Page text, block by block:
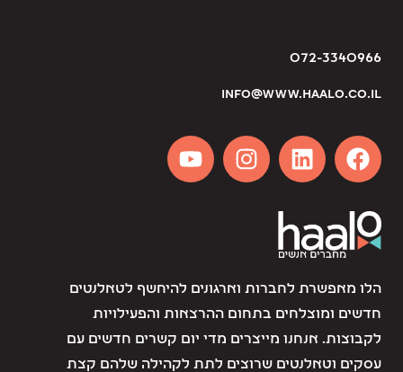
072-3340966
info@www.haalo.co.il
הלו מאפשרת לחברות וארגונים להיחשף לטאלנטים
חדשים ומוצלחים בתחום ההרצאות והפעילויות
לקבוצות. אנחנו מייצרים מדי יום קשרים חדשים עם
עסקים וטאלנטים שרוצים לתת לקהילה שלהם קצת